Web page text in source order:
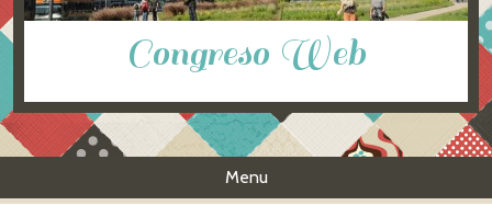
Congreso Web
Menu